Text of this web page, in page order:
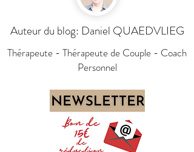
Auteur du blog: Daniel QUAEDVLIEG
Thérapeute - Thérapeute de Couple - Coach
Personnel